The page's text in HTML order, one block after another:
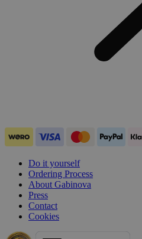
Do it yourself
Ordering Process
About Gabinova
Press
Contact
Cookies